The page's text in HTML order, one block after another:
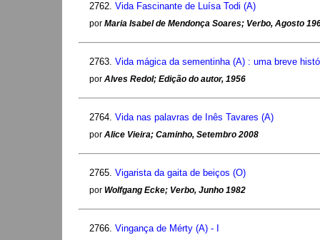
2762. Vida Fascinante de Luísa Todi (A)
por Maria Isabel de Mendonça Soares; Verbo, Agosto
2763. Vida mágica da sementinha (A) : uma breve
por Alves Redol; Edição do autor, 1956
2764. Vida nas palavras de Inês Tavares (A)
por Alice Vieira; Caminho, Setembro 2008
2765. Vigarista da gaita de beiços (O)
por Wolfgang Ecke; Verbo, Junho 1982
2766. Vingança de Mérty (A) - I